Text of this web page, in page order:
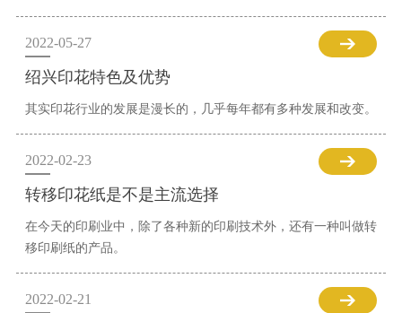
2022-05-27
绍兴印花特色及优势
其实印花行业的发展是漫长的，几乎每年都有多种发展和改变。
2022-02-23
转移印花纸是不是主流选择
在今天的印刷业中，除了各种新的印刷技术外，还有一种叫做转
移印刷纸的产品。
2022-02-21